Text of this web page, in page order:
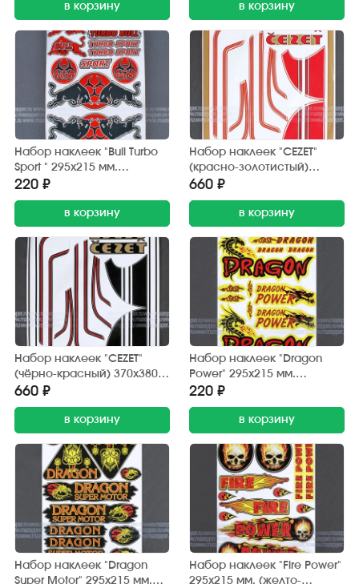
в корзину в корзину
Набор наклеек "Bull Turbo
Sport " 295х215 мм.
(красно-черный) 15 шт.
220 ₽
в корзину
Набор наклеек "CEZET"
(красно-золотистый)
370х380 мм. (10 шт.)
660 ₽
в корзину
Набор наклеек "CEZET"
(чёрно-красный) 370х380
мм. (10 шт.)
660 ₽
в корзину
Набор наклеек "Dragon
Power" 295х215 мм.
(красно-желтый) 12 шт.
220 ₽
в корзину
Набор наклеек "Dragon
Super Motor" 295х215 мм.
Набор наклеек "Fire Power"
295х215 мм. (желто-